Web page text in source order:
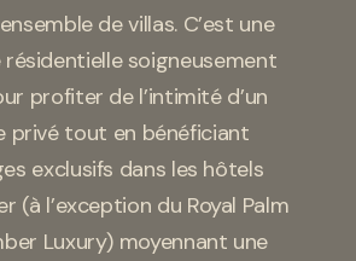
de villas. C’est une
résidentielle soigneusement
profiter de l’intimité d’un
privé tout en bénéficiant
exclusifs dans les hôtels
(à l’exception du Royal Palm
Luxury) moyennant une